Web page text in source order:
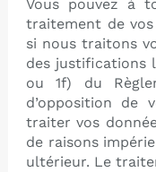
Vous pouvez à
traitement de
si nous traitons
des justifications
ou 1f) du
d’opposition de
traiter vos
de raisons
ultérieur. Le